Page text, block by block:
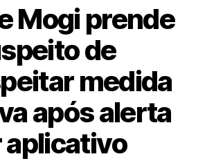
Mogi prende
de
medida
após alerta
aplicativo